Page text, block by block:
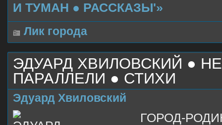
И ТУМАН ● РАССКАЗЫ'»
Лик города
ЭДУАРД ХВИЛОВСКИЙ ●
ПАРАЛЛЕЛИ ● СТИХИ
Эдуард Хвиловский
ГОРОД-